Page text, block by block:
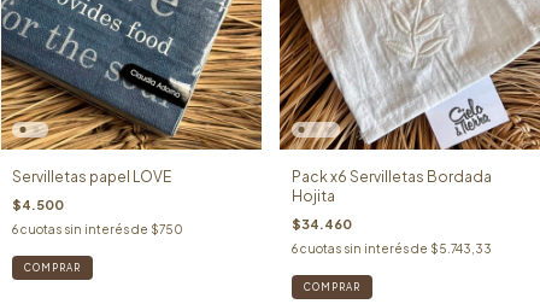
Servilletas papel LOVE
$4.500
6cuotas sin interés de $750
Pack x6 Servilletas Bordada
Hojita
$34.460
6 cuotas sin interés de $5.743,33